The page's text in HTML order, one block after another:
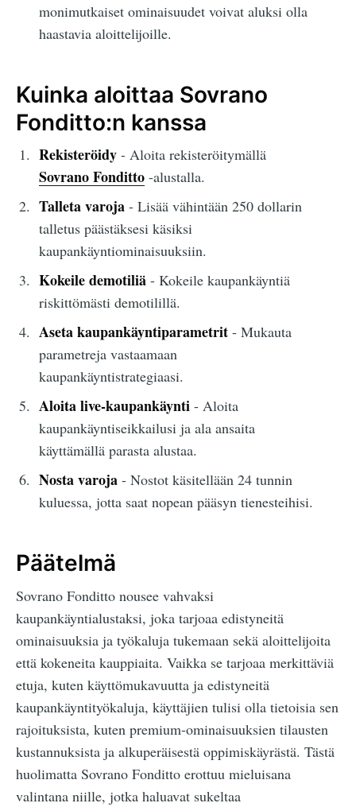
monimutkaiset ominaisuudet voivat aluksi olla
haastavia aloittelijoille.
Kuinka aloittaa Sovrano
Fonditto:n kanssa
Rekisteröidy- Aloita rekisteröitymällä
Sovrano Fonditto-alustalla.
Talleta varoja- Lisää vähintään 250 dollarin
talletus päästäksesi käsiksi
kaupankäyntiominaisuuksiin.
Kokeile demotiliä- Kokeile kaupankäyntiä
riskittömästi demotilillä.
Aseta kaupankäyntiparametrit- Mukauta
parametreja vastaamaan
kaupankäyntistrategiaasi.
Aloita live-kaupankäynti- Aloita
kaupankäyntiseikkailusi ja ala ansaita
käyttämällä parasta alustaa.
Nosta varoja- Nostot käsitellään 24 tunnin
kuluessa, jotta saat nopean pääsyn tienesteihisi.
Päätelmä
Sovrano Fonditto nousee vahvaksi
kaupankäyntialustaksi, joka tarjoaa edistyneitä
ominaisuuksia ja työkaluja tukemaan sekä aloittelijoita
että kokeneita kauppiaita. Vaikka se tarjoaa merkittäviä
etuja, kuten käyttömukavuutta ja edistyneitä
kaupankäyntityökaluja, käyttäjien tulisi olla tietoisia sen
rajoituksista, kuten premium-ominaisuuksien tilausten
kustannuksista ja alkuperäisestä oppimiskäyrästä. Tästä
huolimatta Sovrano Fonditto erottuu mieluisana
valintana niille, jotka haluavat sukeltaa